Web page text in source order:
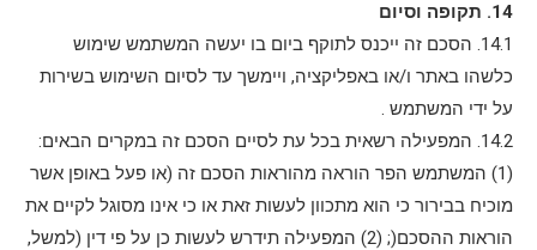
14. תקופה וסיום
14.1. הסכם זה ייכנס לתוקף ביום בו יעשה המשתמש שימוש
כלשהו באתר ו/או באפליקציה, ויימשך עד לסיום השימוש בשירות
על ידי המשתמש .
14.2. המפעילה רשאית בכל עת לסיים הסכם זה במקרים הבאים:
(1) המשתמש הפר הוראה מהוראות הסכם זה (או פעל באופן אשר
מוכיח בבירור כי הוא מתכוון לעשות זאת או כי אינו מסוגל לקיים את
הוראות ההסכם(; (2) המפעילה תידרש לעשות כן על פי דין (למשל,